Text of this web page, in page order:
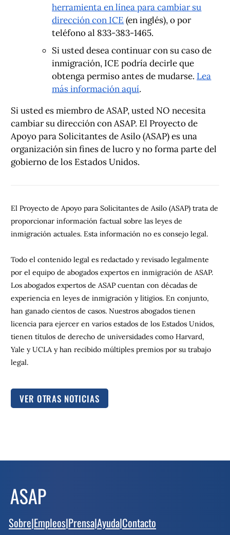
herramienta en línea para cambiar su
dirección con ICE (en inglés), o por
teléfono al 833-383-1465.
Si usted desea continuar con su caso de
inmigración, ICE podría decirle que
obtenga permiso antes de mudarse. Lea
más información aquí.
Si usted es miembro de ASAP, usted NO necesita
cambiar su dirección con ASAP. El Proyecto de
Apoyo para Solicitantes de Asilo (ASAP) es una
organización sin fines de lucro y no forma parte del
gobierno de los Estados Unidos.
El Proyecto de Apoyo para Solicitantes de Asilo (ASAP) trata de
proporcionar información factual sobre las leyes de
inmigración actuales. Esta información no es consejo legal.
Todo el contenido legal es redactado y revisado legalmente
por el equipo de abogados expertos en inmigración de ASAP.
Los abogados expertos de ASAP cuentan con décadas de
experiencia en leyes de inmigración y litigios. En conjunto,
han ganado cientos de casos. Nuestros abogados tienen
licencia para ejercer en varios estados de los Estados Unidos,
tienen títulos de derecho de universidades como Harvard,
Yale y UCLA y han recibido múltiples premios por su trabajo
legal.
VER OTRAS NOTICIAS
Sobre|Empleos|Prensa|Ayuda|Contacto